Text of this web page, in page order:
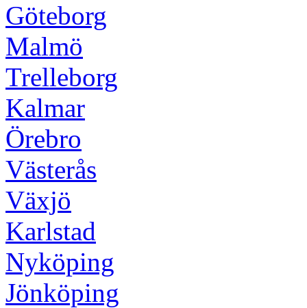
Göteborg
Malmö
Trelleborg
Kalmar
Örebro
Västerås
Växjö
Karlstad
Nyköping
Jönköping